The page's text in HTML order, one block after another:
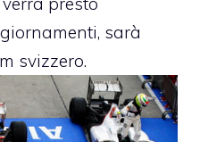
sarà
svizzero.